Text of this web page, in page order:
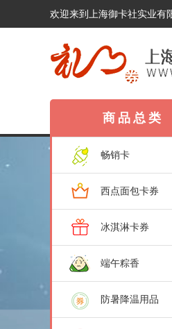
欢迎来到上海御卡社实业有
商品总类
畅销卡
西点面包卡券
冰淇淋卡券
端午粽香
防暑降温用品